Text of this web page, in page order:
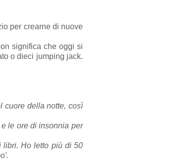
per crearne di nuove
significa che oggi si
o dieci jumping jack.
cuore della notte, così
le ore di insonnia per
libri. Ho letto più di 50